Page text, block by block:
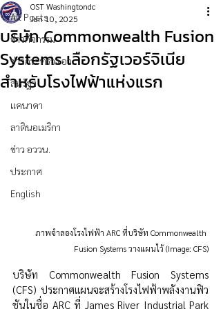
All Posts
ข่าวกิจกรรม
ข่าวกระทรวง อว.
สหรัฐฯ
แคนาดา
ลาตินอเมริกา
ข่าว อววน.
ประกาศ
English
บริษัท Commonwealth Fusion
Systems เลือกรัฐเวอร์จิเนีย
สำหรับโรงไฟฟ้าแห่งแรก
OST Washingtondc
Jan 10, 2025
ภาพจำลองโรงไฟฟ้า ARC ที่บริษัท Commonwealth
Fusion Systems วางแผนไว้ (Image: CFS)
บริษัท Commonwealth Fusion Systems
(CFS) ประกาศแผนจะสร้างโรงไฟฟ้าพลังงานฟิว
ชันในชื่อ ARC ที่ James River Industrial Park